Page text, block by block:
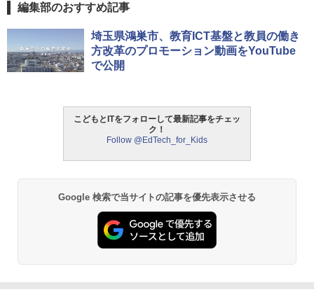
ThinkFun ボードゲーム 「サーキット・
メイズ」 配線回路をプログラミングする
日本語説明書付 8歳~ 76341 誕生日 クリ
スマス
モルカ: 原子・分子に強くなるカードゲ
ーム
物理実験モデル楽器電磁気教材を教える
ダルトンボード/ゴルトンボード物理学、
編集部のおすすめ記事
埼玉県鴻巣市、教育ICT基盤と教員の働き
方改革のプロモーション動画をYouTube
で公開
こどもとITをフォローして最新記事をチェッ
ク！
Follow @EdTech_for_Kids
Google 検索で当サイトの記事を優先表示させる